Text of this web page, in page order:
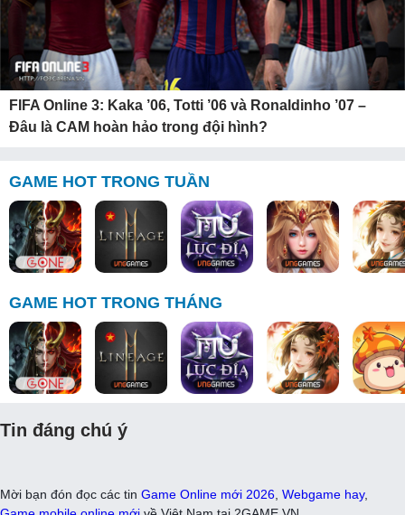
FIFA Online 3: Kaka ’06, Totti ’06 và Ronaldinho ’07 –
Đâu là CAM hoàn hảo trong đội hình?
GAME HOT TRONG TUẦN
GAME HOT TRONG THÁNG
Tin đáng chú ý
Mời bạn đón đọc các tin Game Online mới 2026 Webgame hay,